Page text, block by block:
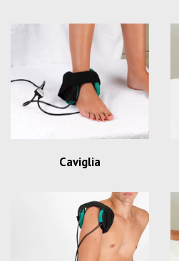
Caviglia